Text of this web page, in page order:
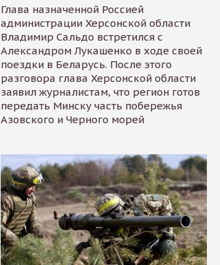
Глава назначенной Россией
администрации Херсонской области
Владимир Сальдо встретился с
Александром Лукашенко в ходе своей
поездки в Беларусь. После этого
разговора глава Херсонской области
заявил журналистам, что регион готов
передать Минску часть побережья
Азовского и Черного морей